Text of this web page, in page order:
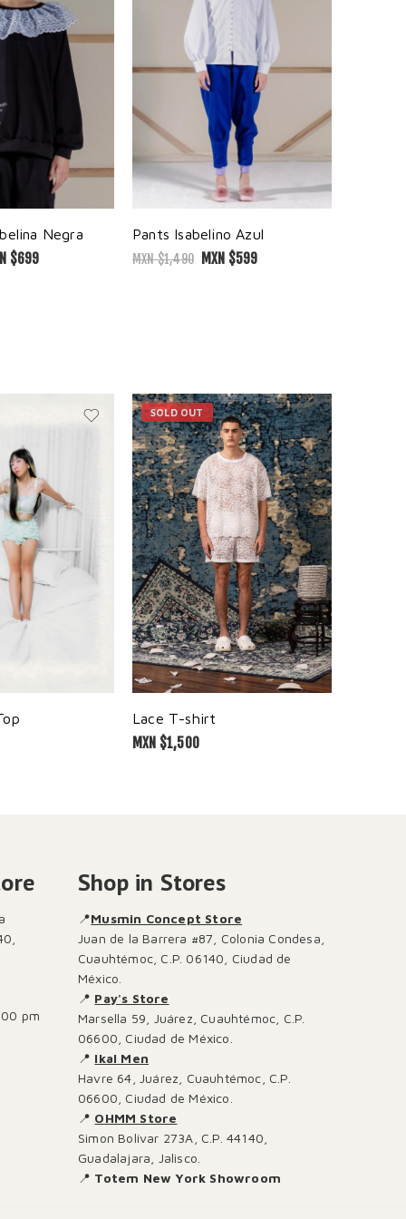
Negra
$699
Pants Isabelino Azul
MXN $1,490 MXN $599
SOLD OUT
Lace T-shirt
MXN $1,500
pm
Shop in Stores
📍Musmin Concept Store
Juan de la Barrera #87, Colonia Condesa,
Cuauhtémoc, C.P. 06140, Ciudad de
México.
📍 Pay's Store
Marsella 59, Juárez, Cuauhtémoc, C.P.
06600, Ciudad de México.
📍 Ikal Men
Havre 64, Juárez, Cuauhtémoc, C.P.
06600, Ciudad de México.
📍 OHMM Store
Simon Bolívar 273A, C.P. 44140,
Guadalajara, Jalisco.
📍 Totem New York Showroom